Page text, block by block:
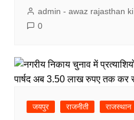
admin - awaz rajasthan ki
0
जयपुर राजनीती राजस्थान